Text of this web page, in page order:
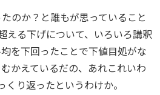
のか？と誰もが思っていること
える下げについて、いろいろ講釈
を下回ったことで下値目処がな
かえているだの、あれこれいわ
り返ったというわけか。